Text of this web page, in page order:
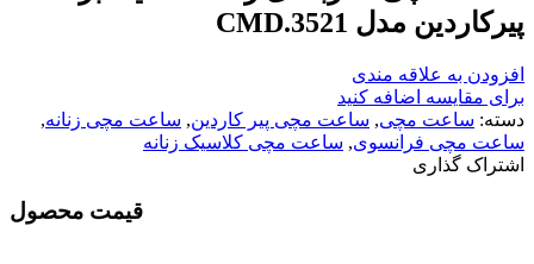
پیرکاردین مدل CMD.3521
افزودن به علاقه مندی
برای مقایسه اضافه کنید
دسته: ساعت مچی, ساعت مچی پیر کاردین, ساعت مچی زنانه,
ساعت مچی فرانسوی, ساعت مچی کلاسیک زنانه
اشتراک گذاری
قیمت محصول